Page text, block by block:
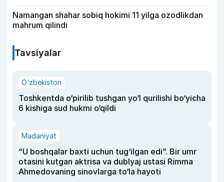
Namangan shahar sobiq hokimi 11 yilga ozodlikdan
mahrum qilindi
Tavsiyalar
O‘zbekiston
Toshkentda o‘pirilib tushgan yo‘l qurilishi bo‘yicha
6 kishiga sud hukmi o‘qildi
Madaniyat
“U boshqalar baxti uchun tug‘ilgan edi”. Bir umr
otasini kutgan aktrisa va dublyaj ustasi Rimma
Ahmedovaning sinovlarga to‘la hayoti